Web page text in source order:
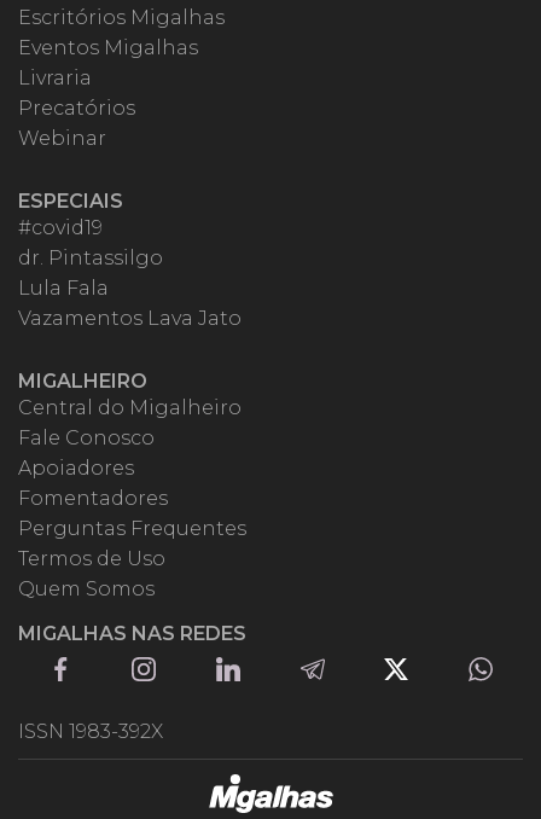
Escritórios Migalhas
Eventos Migalhas
Livraria
Precatórios
Webinar
ESPECIAIS
#covid19
dr. Pintassilgo
Lula Fala
Vazamentos Lava Jato
MIGALHEIRO
Central do Migalheiro
Fale Conosco
Apoiadores
Fomentadores
Perguntas Frequentes
Termos de Uso
Quem Somos
MIGALHAS NAS REDES
ISSN 1983-392X